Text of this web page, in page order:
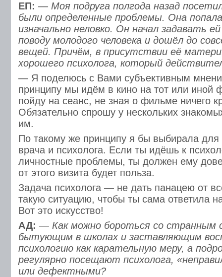
ЕП: — Моя подруга полгода назад
были определенные проблемы. Она
изначально неловко. Он начал задавать
поводу молодого человека и дошёл до
вещей. Причём, в присутствии её
хорошего психолога, который
— Я поделюсь с Вами субъективным
принципу мы идём в кино на тот или иной
пойду на сеанс, не зная о фильме ничего
Обязательно спрошу у нескольких
им.
По такому же принципу я бы выбирала для
врача и психолога. Если ты идёшь к
личностные проблемы, ты должен ему
от этого визита будет польза.
Задача психолога — не дать панацею от
такую ситуацию, чтобы ты сама ответила
Вот это искусство!
АД: — Как можно бороться со странным
бытующим в школах и заставляющим
психологию как карательную меру, а
регулярно посещают психолога,
или дефектными?